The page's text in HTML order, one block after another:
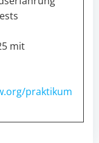
mit
praktikum